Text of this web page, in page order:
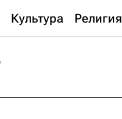
Культура Религия